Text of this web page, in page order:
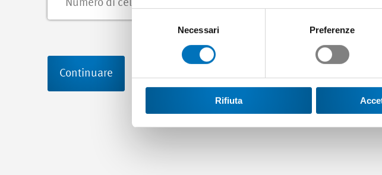
Necessari Preferenze
Rifiuta
Continuare